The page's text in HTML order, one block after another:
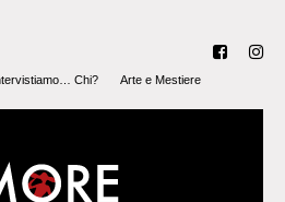
Chi?
Arte e Mestiere